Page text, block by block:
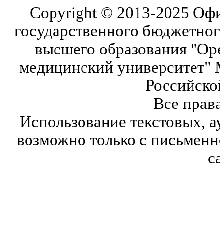
Copyright © 2013-2025
государственного
высшего образования
медицинский университет"
Все
Использование текстовых,
возможно только с